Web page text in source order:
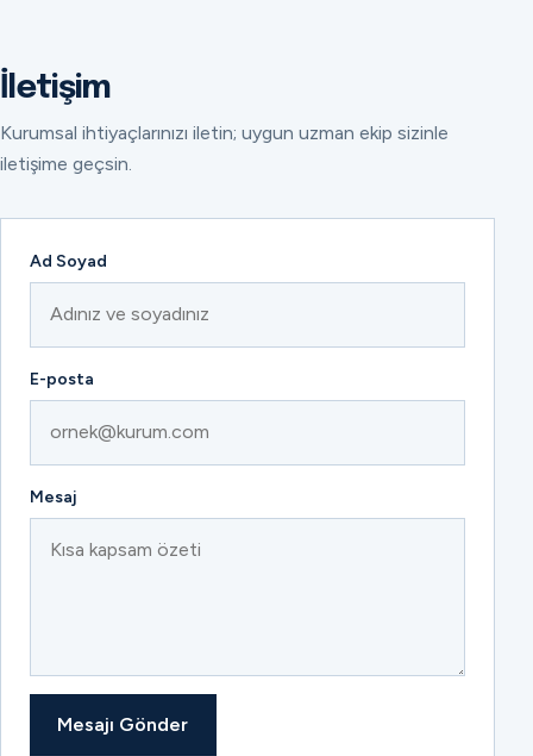
İletişim
Kurumsal ihtiyaçlarınızı iletin; uygun uzman ekip sizinle
iletişime geçsin.
Ad Soyad
E-posta
Mesaj
Mesajı Gönder